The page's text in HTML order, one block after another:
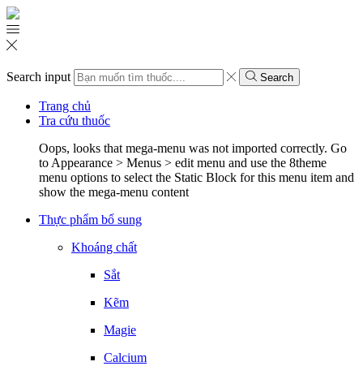
Search input Search
Trang chủ
Tra cứu thuốc
Oops, looks that mega-menu was not imported correctly. Go
to Appearance > Menus > edit menu and use the 8theme
menu options to select the Static Block for this menu item and
show the mega-menu content
Thực phẩm bổ sung
Khoáng chất
Sắt
Kẽm
Magie
Calcium